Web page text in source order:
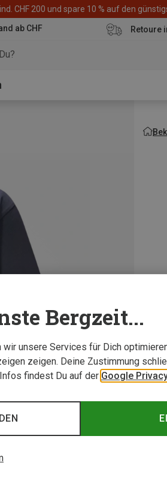
CHF 200 und spare 10 % auf den
ab CHF
Retoure
Bergzeit...
unsere Services für Dich
zeigen. Deine Zustimmung
Infos findest Du auf der Google